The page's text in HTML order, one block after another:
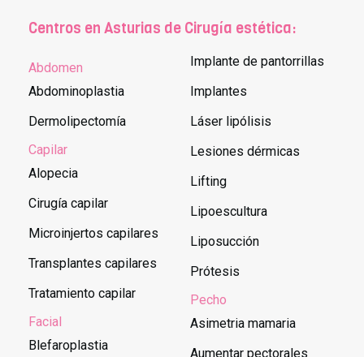
Centros en Asturias de Cirugía estética:
Abdomen
Abdominoplastia
Dermolipectomía
Capilar
Alopecia
Cirugía capilar
Microinjertos capilares
Transplantes capilares
Tratamiento capilar
Facial
Blefaroplastia
Implante de pantorrillas
Implantes
Láser lipólisis
Lesiones dérmicas
Lifting
Lipoescultura
Liposucción
Prótesis
Pecho
Asimetria mamaria
Aumentar pectorales